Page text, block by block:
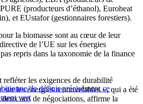
(producteurs d’éthanol), Euroheat
et EUstafor (gestionnaires forestiers).
la biomasse sont au cœur de leur
de l’UE sur les énergies
repris dans la taxonomie de la finance
de définir précisément ce
vert
les exigences de durabilité
sur les énergies renouvelables », qui a été
ans de négociations, affirme la